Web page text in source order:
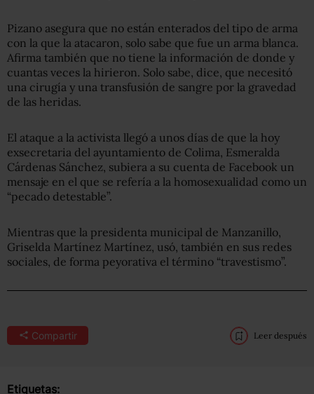
Pizano asegura que no están enterados del tipo de arma
con la que la atacaron, solo sabe que fue un arma blanca.
Afirma también que no tiene la información de donde y
cuantas veces la hirieron. Solo sabe, dice, que necesitó
una cirugía y una transfusión de sangre por la gravedad
de las heridas.
El ataque a la activista llegó a unos días de que la hoy
exsecretaria del ayuntamiento de Colima, Esmeralda
Cárdenas Sánchez, subiera a su cuenta de Facebook un
mensaje en el que se refería a la homosexualidad como un
“pecado detestable”.
Mientras que la presidenta municipal de Manzanillo,
Griselda Martínez Martínez, usó, también en sus redes
sociales, de forma peyorativa el término “travestismo”.
Compartir Leer después
Etiquetas: